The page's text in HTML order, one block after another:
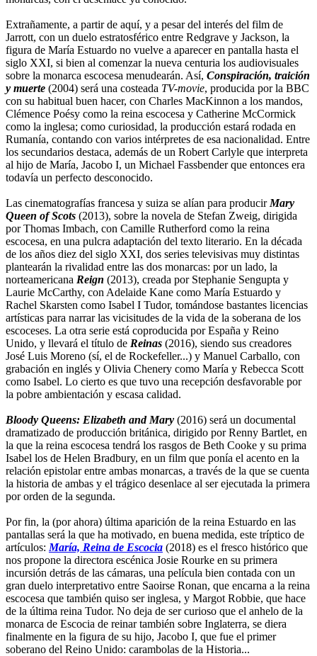
Extrañamente, a partir de aquí, y a pesar del interés del film de
Jarrott, con un duelo estratosférico entre Redgrave y Jackson, la
figura de María Estuardo no vuelve a aparecer en pantalla hasta el
siglo XXI, si bien al comenzar la nueva centuria los audiovisuales
sobre la monarca escocesa menudearán. Así, Conspiración, traición
y muerte (2004) será una costeada TV-movie, producida por la BBC
con su habitual buen hacer, con Charles MacKinnon a los mandos,
Clémence Poésy como la reina escocesa y Catherine McCormick
como la inglesa; como curiosidad, la producción estará rodada en
Rumanía, contando con varios intérpretes de esa nacionalidad. Entre
los secundarios destaca, además de un Robert Carlyle que interpreta
al hijo de María, Jacobo I, un Michael Fassbender que entonces era
todavía un perfecto desconocido.
Las cinematografías francesa y suiza se alían para producir Mary
Queen of Scots (2013), sobre la novela de Stefan Zweig, dirigida
por Thomas Imbach, con Camille Rutherford como la reina
escocesa, en una pulcra adaptación del texto literario. En la década
de los años diez del siglo XXI, dos series televisivas muy distintas
plantearán la rivalidad entre las dos monarcas: por un lado, la
norteamericana Reign (2013), creada por Stephanie Sengupta y
Laurie McCarthy, con Adelaide Kane como María Estuardo y
Rachel Skarsten como Isabel I Tudor, tomándose bastantes licencias
artísticas para narrar las vicisitudes de la vida de la soberana de los
escoceses. La otra serie está coproducida por España y Reino
Unido, y llevará el título de Reinas (2016), siendo sus creadores
José Luis Moreno (sí, el de Rockefeller...) y Manuel Carballo, con
grabación en inglés y Olivia Chenery como María y Rebecca Scott
como Isabel. Lo cierto es que tuvo una recepción desfavorable por
la pobre ambientación y escasa calidad.
Bloody Queens: Elizabeth and Mary (2016) será un documental
dramatizado de producción británica, dirigido por Renny Bartlet, en
la que la reina escocesa tendrá los rasgos de Beth Cooke y su prima
Isabel los de Helen Bradbury, en un film que ponía el acento en la
relación epistolar entre ambas monarcas, a través de la que se cuenta
la historia de ambas y el trágico desenlace al ser ejecutada la primera
por orden de la segunda.
Por fin, la (por ahora) última aparición de la reina Estuardo en las
pantallas será la que ha motivado, en buena medida, este tríptico de
artículos: María, Reina de Escocia (2018) es el fresco histórico que
nos propone la directora escénica Josie Rourke en su primera
incursión detrás de las cámaras, una película bien contada con un
gran duelo interpretativo entre Saoirse Ronan, que encarna a la reina
escocesa que también quiso ser inglesa, y Margot Robbie, que hace
de la última reina Tudor. No deja de ser curioso que el anhelo de la
monarca de Escocia de reinar también sobre Inglaterra, se diera
finalmente en la figura de su hijo, Jacobo I, que fue el primer
soberano del Reino Unido: carambolas de la Historia...